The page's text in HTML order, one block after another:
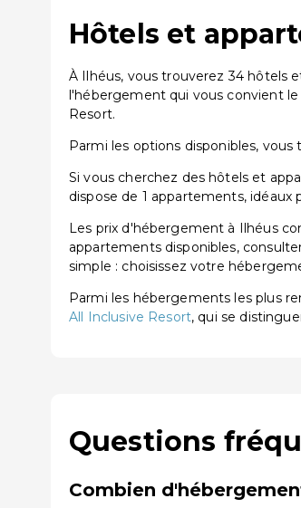
Hôtels et
À Ilhéus, vous trouverez 34 hôtels
l'hébergement qui vous convient le
Resort.
Parmi les options disponibles,
Si vous cherchez des hôtels et
dispose de 1 appartements,
Les prix d'hébergement à Ilhéus
appartements disponibles,
simple : choisissez votre
Parmi les hébergements les plus
All Inclusive Resort, qui se
Questions
Combien